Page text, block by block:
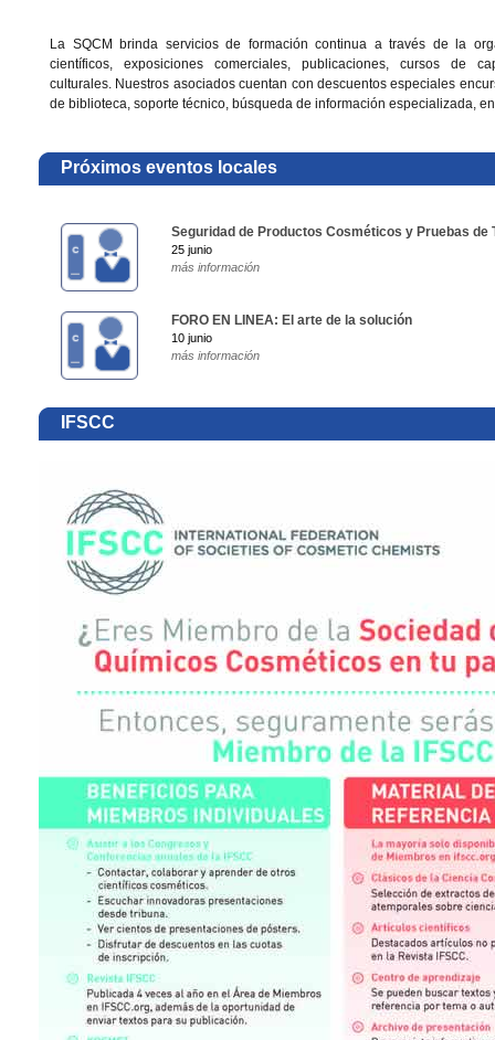
La SQCM brinda servicios de formación continua a través de la
científicos, exposiciones comerciales, publicaciones, cursos de
culturales. Nuestros asociados cuentan con descuentos especiales
de biblioteca, soporte técnico, búsqueda de información especializada,
Próximos eventos locales
Seguridad de Productos Cosméticos y Pruebas de
25 junio
más información
FORO EN LINEA: El arte de la solución
10 junio
más información
IFSCC